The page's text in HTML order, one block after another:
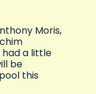
Moris,
a little
be
this